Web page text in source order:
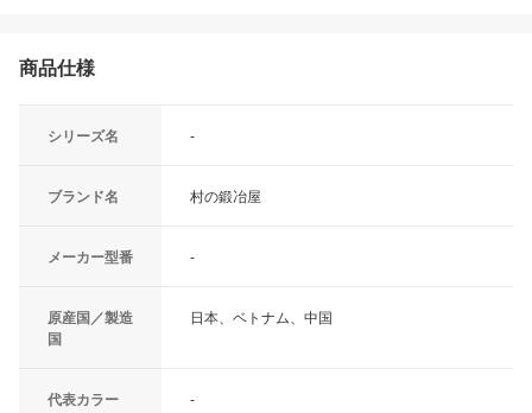
商品仕様
シリーズ名 -
ブランド名 村の鍛冶屋
メーカー型番 -
原産国／製造
国
日本、ベトナム、中国
代表カラー -